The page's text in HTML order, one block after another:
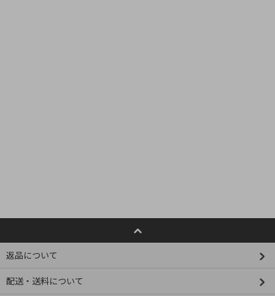
返品について
配送・送料について